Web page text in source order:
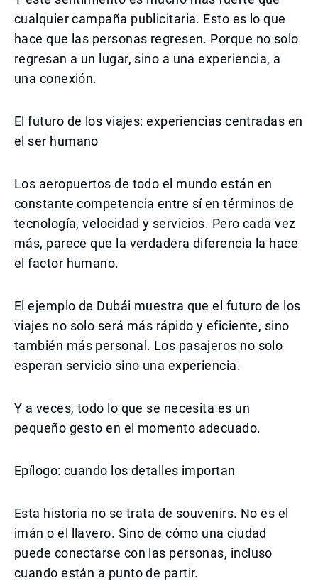
cualquier campaña publicitaria. Esto es lo que
hace que las personas regresen. Porque no solo
regresan a un lugar, sino a una experiencia, a
una conexión.
El futuro de los viajes: experiencias centradas en
el ser humano
Los aeropuertos de todo el mundo están en
constante competencia entre sí en términos de
tecnología, velocidad y servicios. Pero cada vez
más, parece que la verdadera diferencia la hace
el factor humano.
El ejemplo de Dubái muestra que el futuro de los
viajes no solo será más rápido y eficiente, sino
también más personal. Los pasajeros no solo
esperan servicio sino una experiencia.
Y a veces, todo lo que se necesita es un
pequeño gesto en el momento adecuado.
Epílogo: cuando los detalles importan
Esta historia no se trata de souvenirs. No es el
imán o el llavero. Sino de cómo una ciudad
puede conectarse con las personas, incluso
cuando están a punto de partir.